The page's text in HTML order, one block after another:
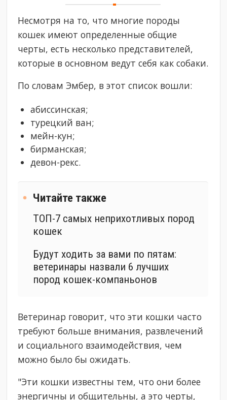
Несмотря на то, что многие породы
кошек имеют определенные общие
черты, есть несколько представителей,
которые в основном ведут себя как собаки.
По словам Эмбер, в этот список вошли:
абиссинская;
турецкий ван;
мейн-кун;
бирманская;
девон-рекс.
Читайте также
ТОП-7 самых неприхотливых пород
кошек
Будут ходить за вами по пятам:
ветеринары назвали 6 лучших
пород кошек-компаньонов
Ветеринар говорит, что эти кошки часто
требуют больше внимания, развлечений
и социального взаимодействия, чем
можно было бы ожидать.
"Эти кошки известны тем, что они более
энергичны и общительны, а это черты,